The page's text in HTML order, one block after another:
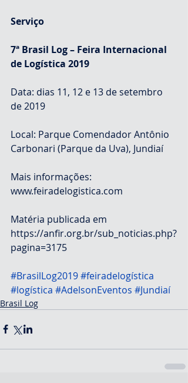
Serviço
7ª Brasil Log – Feira Internacional
de Logística 2019
Data: dias 11, 12 e 13 de setembro
de 2019
Local: Parque Comendador Antônio
Carbonari (Parque da Uva), Jundiaí
Mais informações:
www.feiradelogistica.com
Matéria publicada em
https://anfir.org.br/sub_noticias.php?
pagina=3175
#BrasilLog2019#feiradelogística
#logística #AdelsonEventos #Jundiaí
Brasil Log